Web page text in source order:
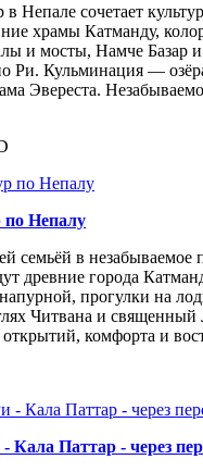
Непале сочетает
храмы Катманду,
и мосты, Намче Базар
Ри. Кульминация —
Эвереста.
Непалу
семьёй в незабываемое
древние города
прогулки на
Читвана и
комфорта и
Кала Паттар - через